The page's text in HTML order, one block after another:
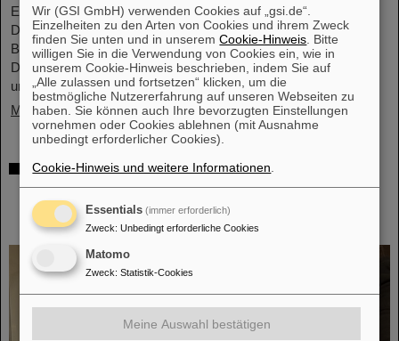
Einsatzes der Feuerwehren ist der Brand inzwischen gelöscht.
Die Baustelle für das künftige internationale
Beschleunigerzentrum FAIR ist von dem Feuer nicht betroffen.
Die Brandursache wird derzeit von den zuständigen Behörden
untersucht...
Mehr »
SCIENCE POP-UP von GSI/FAIR wird zur
dauerhaften Anlaufstelle für
Wissenschaftsbegeisterte in der
Darmstädter Innenstadt
Wir (GSI GmbH) verwenden Cookies auf „gsi.de“.
Einzelheiten zu den Arten von Cookies und ihrem Zweck
finden Sie unten und in unseremCookie-Hinweis . Bitte
willigen Sie in die Verwendung von Cookies ein, wie in
unserem Cookie-Hinweis beschrieben, indem Sie auf
„Alle zulassen und fortsetzen“ klicken, um die
bestmögliche Nutzererfahrung auf unseren Webseiten zu
haben. Sie können auch Ihre bevorzugten Einstellungen
vornehmen oder Cookies ablehnen (mit Ausnahme
unbedingt erforderlicher Cookies).
Cookie-Hinweis und weitere Informationen
Essentials (immer erforderlich)
Zweck: Unbedingt erforderliche Cookies
Matomo
Zweck: Statistik-Cookies
Meine Auswahl bestätigen